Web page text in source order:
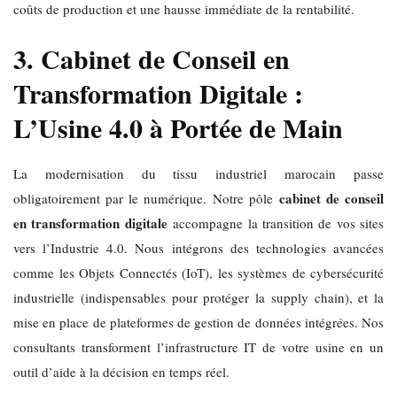
coûts de production et une hausse immédiate de la rentabilité.
3. Cabinet de Conseil en
Transformation Digitale :
L’Usine 4.0 à Portée de Main
La modernisation du tissu industriel marocain passe
obligatoirement par le numérique. Notre pôle cabinet de conseil
en transformation digitaleaccompagne la transition de vos sites
vers l’Industrie 4.0. Nous intégrons des technologies avancées
comme les Objets Connectés (IoT), les systèmes de cybersécurité
industrielle (indispensables pour protéger la supply chain), et la
mise en place de plateformes de gestion de données intégrées. Nos
consultants transforment l’infrastructure IT de votre usine en un
outil d’aide à la décision en temps réel.